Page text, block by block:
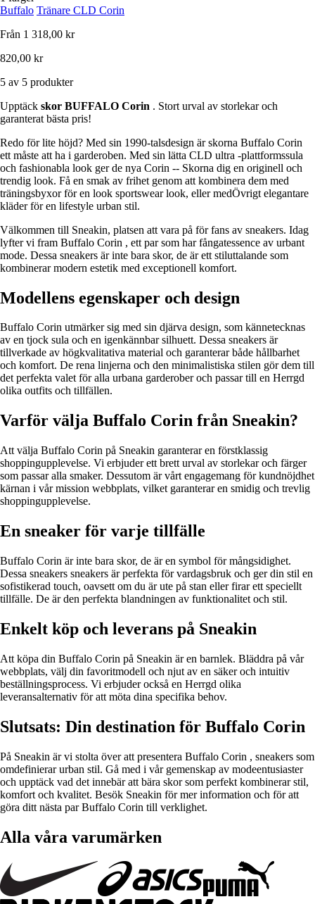
Buffalo Tränare CLD Corin
Från 1 318,00 kr
820,00 kr
5 av 5 produkter
Upptäck skor BUFFALO Corin . Stort urval av storlekar och
garanterat bästa pris!
Redo för lite höjd? Med sin 1990-talsdesign är skorna Buffalo Corin
ett måste att ha i garderoben. Med sin lätta CLD ultra -plattformssula
och fashionabla look ger de nya Corin -- Skorna dig en originell och
trendig look. Få en smak av frihet genom att kombinera dem med
träningsbyxor för en look sportswear look, eller medÖvrigt elegantare
kläder för en lifestyle urban stil.
Välkommen till Sneakin, platsen att vara på för fans av sneakers. Idag
lyfter vi fram Buffalo Corin , ett par som har fångatessence av urbant
mode. Dessa sneakers är inte bara skor, de är ett stiluttalande som
kombinerar modern estetik med exceptionell komfort.
Modellens egenskaper och design
Buffalo Corin utmärker sig med sin djärva design, som kännetecknas
av en tjock sula och en igenkännbar silhuett. Dessa sneakers är
tillverkade av högkvalitativa material och garanterar både hållbarhet
och komfort. De rena linjerna och den minimalistiska stilen gör dem till
det perfekta valet för alla urbana garderober och passar till en Herrgd
olika outfits och tillfällen.
Varför välja Buffalo Corin från Sneakin?
Att välja Buffalo Corin på Sneakin garanterar en förstklassig
shoppingupplevelse. Vi erbjuder ett brett urval av storlekar och färger
som passar alla smaker. Dessutom är vårt engagemang för kundnöjdhet
kärnan i vår mission webbplats, vilket garanterar en smidig och trevlig
shoppingupplevelse.
En sneaker för varje tillfälle
Buffalo Corin är inte bara skor, de är en symbol för mångsidighet.
Dessa sneakers sneakers är perfekta för vardagsbruk och ger din stil en
sofistikerad touch, oavsett om du är ute på stan eller firar ett speciellt
tillfälle. De är den perfekta blandningen av funktionalitet och stil.
Enkelt köp och leverans på Sneakin
Att köpa din Buffalo Corin på Sneakin är en barnlek. Bläddra på vår
webbplats, välj din favoritmodell och njut av en säker och intuitiv
beställningsprocess. Vi erbjuder också en Herrgd olika
leveransalternativ för att möta dina specifika behov.
Slutsats: Din destination för Buffalo Corin
På Sneakin är vi stolta över att presentera Buffalo Corin , sneakers som
omdefinierar urban stil. Gå med i vår gemenskap av modeentusiaster
och upptäck vad det innebär att bära skor som perfekt kombinerar stil,
komfort och kvalitet. Besök Sneakin för mer information och för att
göra ditt nästa par Buffalo Corin till verklighet.
Alla våra varumärken